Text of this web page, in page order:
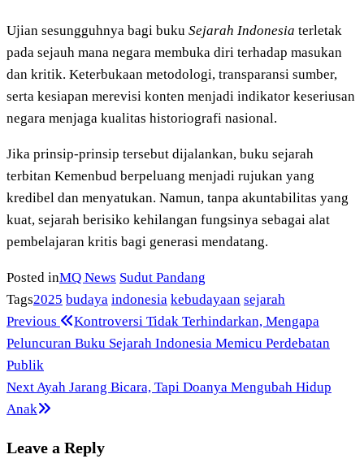
Ujian sesungguhnya bagi buku Sejarah Indonesia terletak
pada sejauh mana negara membuka diri terhadap masukan
dan kritik. Keterbukaan metodologi, transparansi sumber,
serta kesiapan merevisi konten menjadi indikator keseriusan
negara menjaga kualitas historiografi nasional.
Jika prinsip-prinsip tersebut dijalankan, buku sejarah
terbitan Kemenbud berpeluang menjadi rujukan yang
kredibel dan menyatukan. Namun, tanpa akuntabilitas yang
kuat, sejarah berisiko kehilangan fungsinya sebagai alat
pembelajaran kritis bagi generasi mendatang.
Posted inMQ News Sudut Pandang
Tags2025 budaya indonesia kebudayaan sejarah
Post
navigation
Previous
Post
Previous
Kontroversi Tidak Terhindarkan, Mengapa
Peluncuran Buku Sejarah Indonesia Memicu Perdebatan
Publik
Next
Post
Next Ayah Jarang Bicara, Tapi Doanya Mengubah Hidup
Anak
Leave a Reply